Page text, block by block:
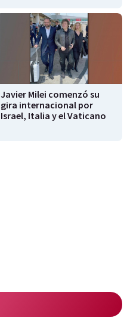
Javier Milei comenzó su
gira internacional por
Israel, Italia y el Vaticano